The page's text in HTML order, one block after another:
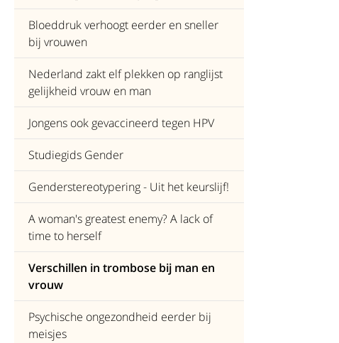
Bloeddruk verhoogt eerder en sneller
bij vrouwen
Nederland zakt elf plekken op ranglijst
gelijkheid vrouw en man
Jongens ook gevaccineerd tegen HPV
Studiegids Gender
Genderstereotypering - Uit het keurslijf!
A woman's greatest enemy? A lack of
time to herself
Verschillen in trombose bij man en
vrouw
Psychische ongezondheid eerder bij
meisjes